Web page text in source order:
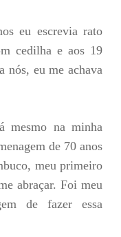
eu escrevia rato
cedilha e aos 19
nós, eu me achava
mesmo na minha
de 70 anos
meu primeiro
abraçar. Foi meu
de fazer essa